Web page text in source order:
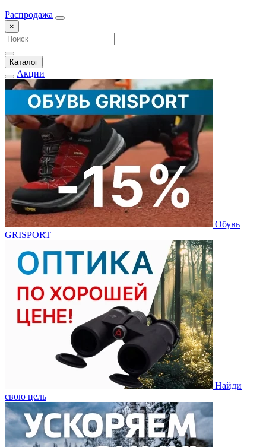
Распродажа
×
Каталог
Акции
Обувь
GRISPORT
Найди
свою цель